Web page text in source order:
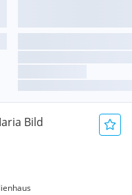
Bild